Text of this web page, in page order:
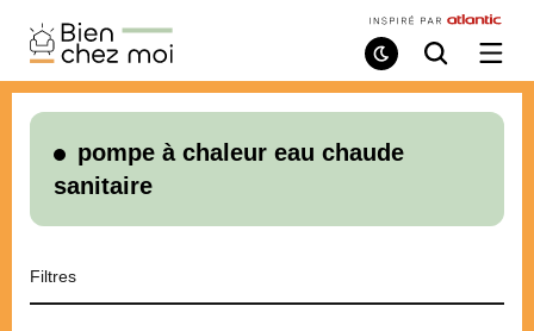
Bien
Chez
Moi
Mode
de
Recherche
/
le
pompe à chaleur eau chaude
sanitaire
Filtres